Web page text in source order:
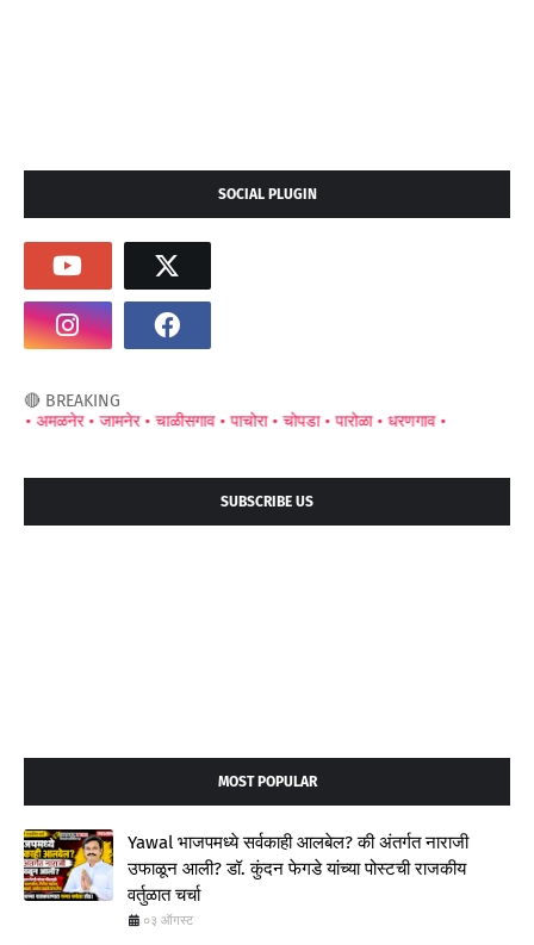
SOCIAL PLUGIN
🔴 BREAKING
•जामनेर •चाळीसगाव •पाचोरा •चोपडा •पारोळा •धरणगाव •
SUBSCRIBE US
MOST POPULAR
Yawal भाजपमध्ये सर्वकाही आलबेल? की अंतर्गत नाराजी
उफाळून आली? डॉ. कुंदन फेगडे यांच्या पोस्टची राजकीय
वर्तुळात चर्चा
०३ ऑगस्ट